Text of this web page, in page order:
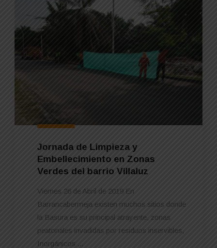
Jornada de Limpieza y
Embellecimiento en Zonas
Verdes del barrio Villaluz
Viernes 26 de Abril de 2019 En
Barrancabermeja existen muchos sitios donde
la Basura es su principal atrayente, zonas
peatonales invadidas por residuos inservibles,
Inorgánicos ...